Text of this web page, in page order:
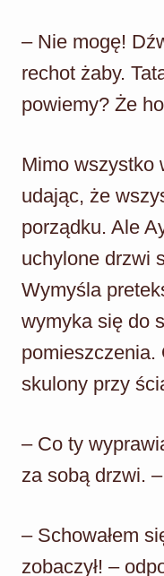
– Nie mogę!
rechot żaby.
powiemy? Że
Mimo wszystko
udając, że
porządku. Ale
uchylone drzwi
Wymyśla
wymyka się do
pomieszczenia.
skulony przy
– Co ty
za sobą drzwi.
– Schowałem
zobaczył! –